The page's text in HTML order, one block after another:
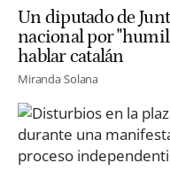
Un diputado de
nacional por
hablar catalán
Miranda Solana